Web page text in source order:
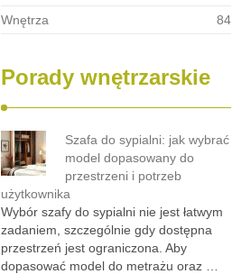
Wnętrza
84
Porady wnętrzarskie
Szafa do sypialni: jak wybrać
model dopasowany do
przestrzeni i potrzeb
użytkownika
Wybór szafy do sypialni nie jest łatwym
zadaniem, szczególnie gdy dostępna
przestrzeń jest ograniczona. Aby
dopasować model do metrażu oraz …